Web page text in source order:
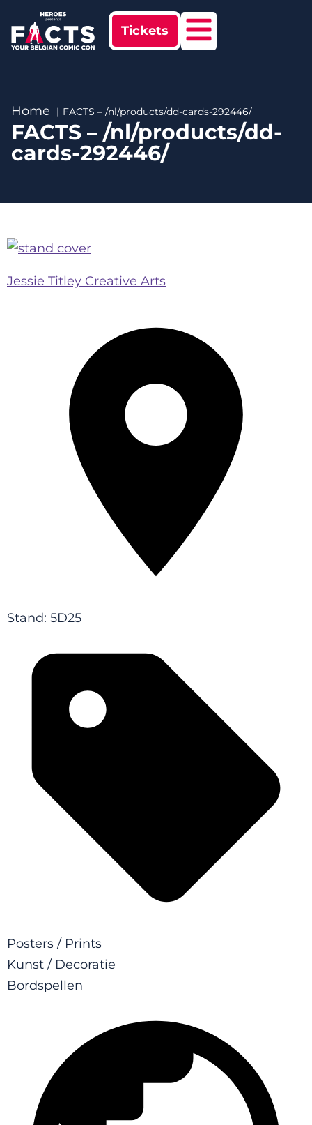
Tickets
Home FACTS – /nl/products/dd-cards-292446/
FACTS – /nl/products/dd-
cards-292446/
Jessie Titley Creative Arts
Stand: 5D25
Posters / Prints
Kunst / Decoratie
Bordspellen